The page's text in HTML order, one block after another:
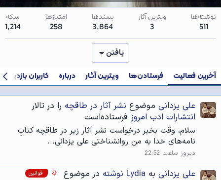
نوشته‌ها
511
ویترین آثار
3
پسندها
3,864
امتیازها
258
سکه
1,214
یافتن
آخرین فعالیت فرستادن‌ها ویترین آثار درباره کاربران
علی یزدانی موضوع نشر آثار در طاقچه را در تالار
انتشارات ادب امروز فرستاده‌است
سلام، وقت بخیر درخواست نشر آثار زیر در طاقچه کتابِ
نامه‌های خدا به من روانشناختی علی یزدانی...
دیروز ساعت 22:52
علی یزدانی به Lydia نوشته در موضوع قوانین